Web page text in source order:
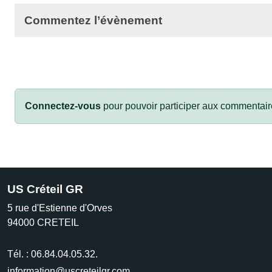
Commentez l’évènement
Connectez-vous pour pouvoir participer aux
US Créteil GR
5 rue d'Estienne d'Orves
94000 CRETEIL
Tél. : 06.84.04.05.32.